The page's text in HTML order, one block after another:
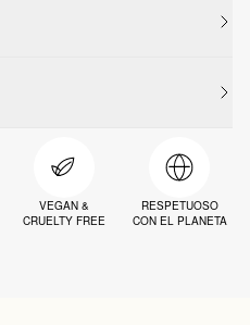
VEGAN &
CRUELTY FREE
RESPETUOSO
CON EL PLANETA